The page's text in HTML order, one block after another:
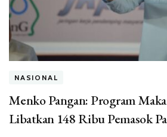
NASIONAL
Menko Pangan: Program
Libatkan 148 Ribu Pemasok